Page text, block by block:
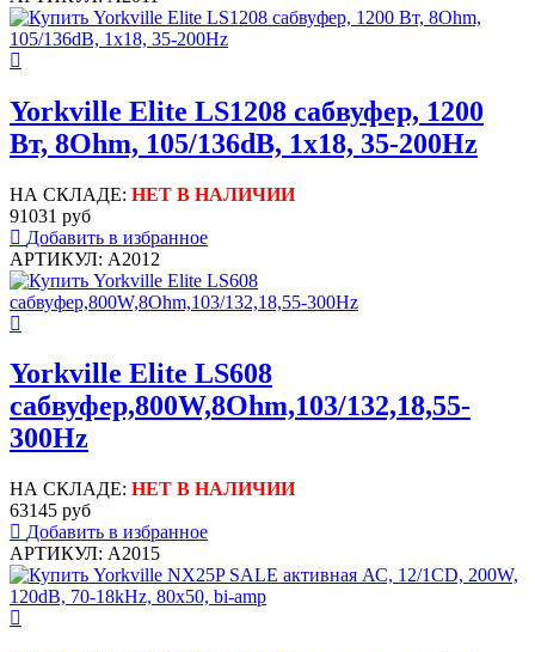
Yorkville Elite LS1208 сабвуфер, 1200
Вт, 8Ohm, 105/136dB, 1x18, 35-200Hz
НА СКЛАДЕ: НЕТ В НАЛИЧИИ
91031 руб
Добавить в избранное
АРТИКУЛ: A2012
Yorkville Elite LS608
сабвуфер,800W,8Ohm,103/132,18,55-
300Hz
НА СКЛАДЕ: НЕТ В НАЛИЧИИ
63145 руб
Добавить в избранное
АРТИКУЛ: A2015